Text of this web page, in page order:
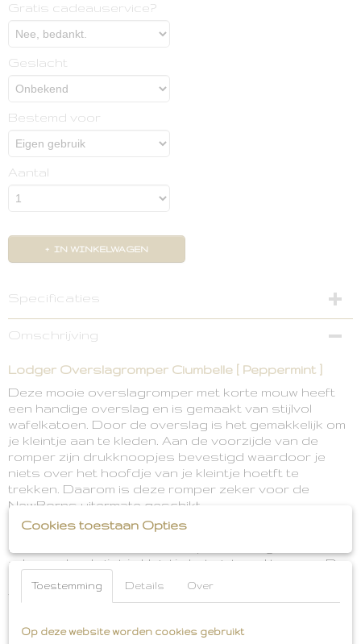
Gratis cadeauservice?
Geslacht
Bestemd voor
Aantal
IN WINKELWAGEN
Specificaties
Omschrijving
Lodger Overslagromper Ciumbelle [ Peppermint ]
Deze mooie overslagromper met korte mouw heeft
een handige overslag en is gemaakt van stijlvol
wafelkatoen. Door de overslag is het gemakkelijk om
je kleintje aan te kleden. Aan de voorzijde van de
romper zijn drukknoopjes bevestigd waardoor je
niets over het hoofdje van je kleintje hoetft te
trekken. Daarom is deze romper zeker voor de
NewBorns uitermate geschikt.
De overslagromper is gemaakt van 100% gebreid
katoen. Daardoor zijn de rompers luchtig en
ademend en krijgt je kleintje het niet snel te warm. De
overslagromper is Oeko=Tex gecertificeerd en dus
vrij van schadelijke stoffen. Bij de beentjes zitten er
en de randen niet knellen bij de bovenbeentjes.
Cookies toestaan Opties
Toestemming Details Over
Op deze website worden cookies gebruikt